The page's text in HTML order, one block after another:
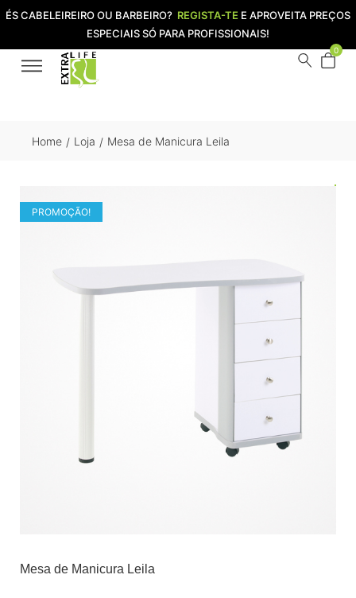
ÉS CABELEIREIRO OU BARBEIRO? REGISTA-TE E APROVEITA PREÇOS
ESPECIAIS SÓ PARA PROFISSIONAIS!
0
Home / Loja / Mesa de Manicura Leila
PROMOÇÃO!
Mesa de Manicura Leila